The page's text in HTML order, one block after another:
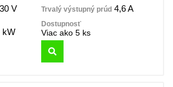
V 4,6 A
kW Viac ako 5 ks